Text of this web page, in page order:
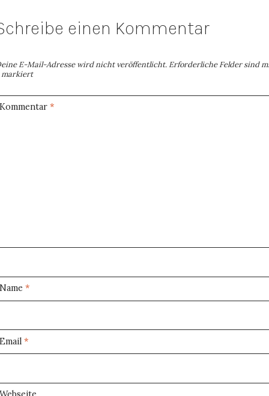
einen Kommentar
E-Mail-Adresse wird nicht veröffentlicht. Erforderliche Felder sind
markiert
Kommentar*
Name*
Email*